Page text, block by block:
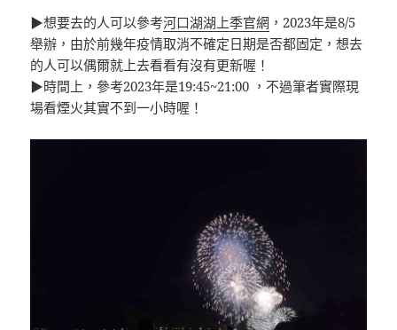
▶想要去的人可以參考河口湖湖上季官網 ，2023年是8/5
舉辦，由於前幾年疫情取消不確定日期是否都固定，想去
的人可以偶爾就上去看看有沒有更新喔！
▶時間上，參考2023年是19:45~21:00 ，不過筆者實際現
場看煙火其實不到一小時喔！